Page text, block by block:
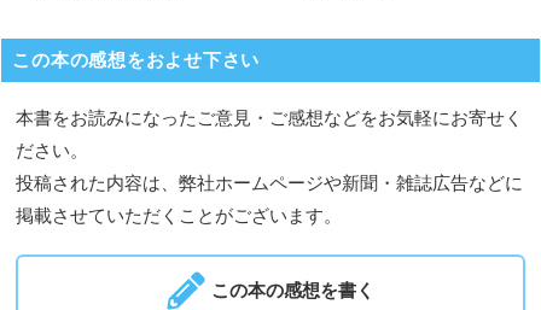
この本の感想をおよせ下さい
本書をお読みになったご意見・ご感想などをお気軽にお寄せく
ださい。
投稿された内容は、弊社ホームページや新聞・雑誌広告などに
掲載させていただくことがございます。
この本の感想を書く